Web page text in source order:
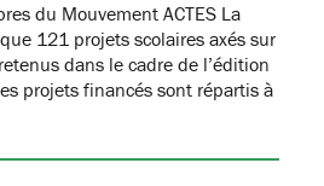
du Mouvement ACTES La
121 projets scolaires axés sur
dans le cadre de l’édition
projets financés sont répartis à